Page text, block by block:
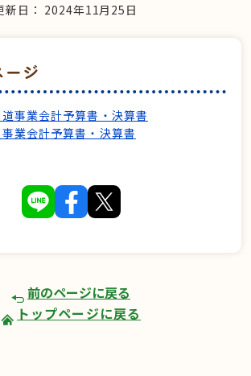
新日： 2024年11月25日
ジ
事業会計予算書・決算書
業会計予算書・決算書
前のページに戻る
トップページに戻る